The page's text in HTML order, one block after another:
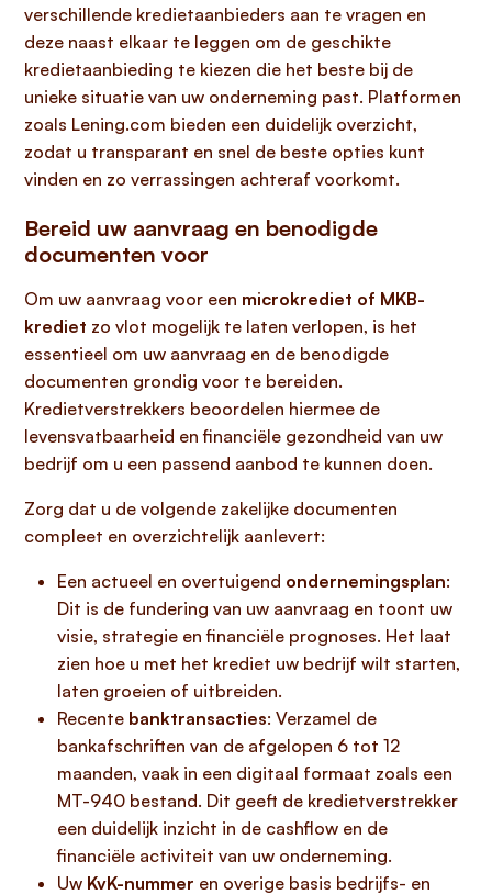
verschillende kredietaanbieders aan te vragen en
deze naast elkaar te leggen om de geschikte
kredietaanbieding te kiezen die het beste bij de
unieke situatie van uw onderneming past. Platformen
zoals Lening.com bieden een duidelijk overzicht,
zodat u transparant en snel de beste opties kunt
vinden en zo verrassingen achteraf voorkomt.
Bereid uw aanvraag en benodigde
documenten voor
Om uw aanvraag voor een microkrediet of MKB-
krediet zo vlot mogelijk te laten verlopen, is het
essentieel om uw aanvraag en de benodigde
documenten grondig voor te bereiden.
Kredietverstrekkers beoordelen hiermee de
levensvatbaarheid en financiële gezondheid van uw
bedrijf om u een passend aanbod te kunnen doen.
Zorg dat u de volgende zakelijke documenten
compleet en overzichtelijk aanlevert:
Een actueel en overtuigend ondernemingsplan:
Dit is de fundering van uw aanvraag en toont uw
visie, strategie en financiële prognoses. Het laat
zien hoe u met het krediet uw bedrijf wilt starten,
laten groeien of uitbreiden.
Recente banktransacties: Verzamel de
bankafschriften van de afgelopen 6 tot 12
maanden, vaak in een digitaal formaat zoals een
MT-940 bestand. Dit geeft de kredietverstrekker
een duidelijk inzicht in de cashflow en de
financiële activiteit van uw onderneming.
Uw KvK-nummer en overige basis bedrijfs- en